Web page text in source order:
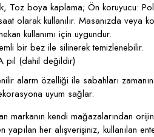
Toz boya kaplama; Ön koruyucu:
olarak kullanılır. Masanızda
kullanımı için uygundur.
bir bez ile silinerek temizlenebilir.
pil (dahil değildir)
alarm özelliği ile sabahları
uyum sağlar.
markanın kendi mağazalarından
yapılan her alışverişiniz, kullanılan